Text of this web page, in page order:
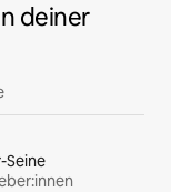
deiner
Seine